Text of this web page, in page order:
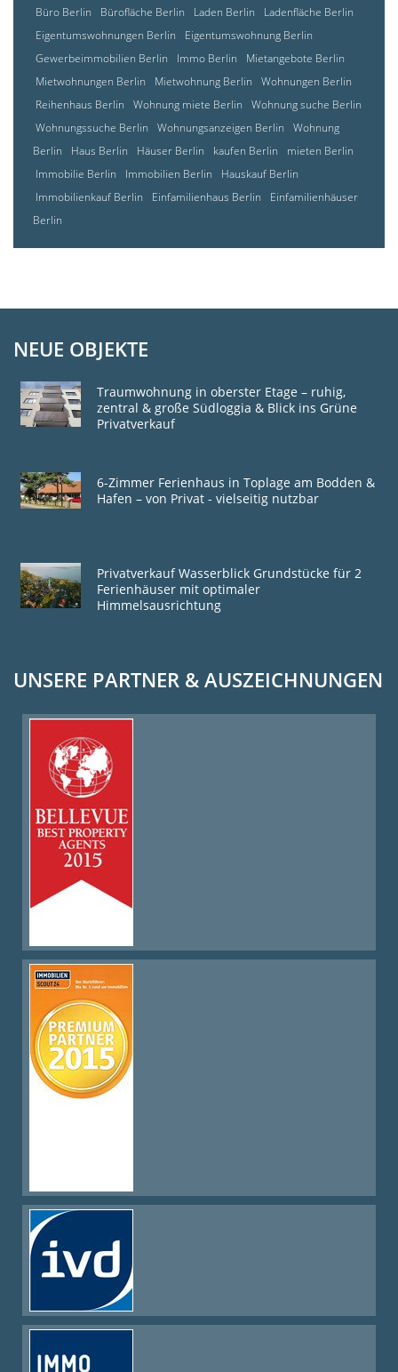
Büro Berlin Bürofläche Berlin Laden Berlin
Ladenfläche Berlin
Eigentumswohnungen Berlin
Eigentumswohnung Berlin
Gewerbeimmobilien Berlin
Immo Berlin
Mietangebote Berlin
Mietwohnungen Berlin
Mietwohnung Berlin
Wohnungen Berlin
Reihenhaus Berlin
Wohnung miete Berlin
Wohnung suche Berlin
Wohnungssuche Berlin
Wohnungsanzeigen Berlin
Wohnung
Berlin
Haus Berlin Häuser Berlin kaufen Berlin
mieten Berlin
Immobilie Berlin
Immobilien Berlin
Hauskauf Berlin
Immobilienkauf Berlin
Einfamilienhaus Berlin
Einfamilienhäuser
Berlin
NEUE OBJEKTE
Traumwohnung in oberster Etage – ruhig,
zentral & große Südloggia & Blick ins Grüne
Privatverkauf
6-Zimmer Ferienhaus in Toplage am Bodden &
Hafen – von Privat - vielseitig nutzbar
Privatverkauf Wasserblick Grundstücke für 2
Ferienhäuser mit optimaler
Himmelsausrichtung
UNSERE PARTNER & AUSZEICHNUNGEN